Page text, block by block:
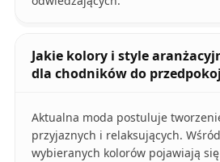
Jakie kolory i style
dla chodników do
Aktualna moda postuluje
przyjaznych i relaksujących.
wybieranych kolorów pojawiają